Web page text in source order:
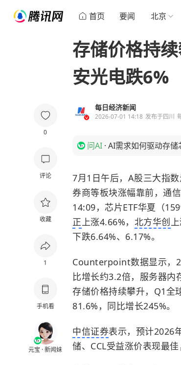
首页 要闻 北京
0
评论
收藏
1
手机看
元宝 · 新闻妹
存储价格持
安光电跌6%
每日经济新闻
2026-07-01 14:18 发布于四川
问AI · AI需求如何驱动存储
7月1日午后，A股三大指
券商等板块涨幅靠前，通
14:09，芯片ETF华夏（
正上涨4.66%， 北方华创
下跌6.64%、6.17%。
Counterpoint数据显示，
比增长约3.2倍，服务器内
存储价格持续攀升，Q1全
81.6%，同比增长245%。
中信证券表示，预计2026
储、CCL受益涨价表现最